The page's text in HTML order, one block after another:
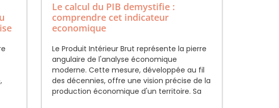
Le calcul du PIB demystifie :
comprendre cet indicateur
economique
Le Produit Intérieur Brut représente la pierre
angulaire de l'analyse économique
moderne. Cette mesure, développée au fil
des décennies, offre une vision précise de la
production économique d'un territoire. Sa